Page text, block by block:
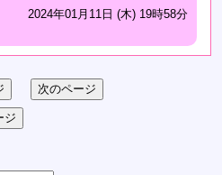
2024年01月11日 (木) 19時58分